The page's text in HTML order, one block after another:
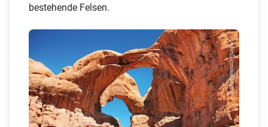
bestehende Felsen.
© Shutterstock/tusha...